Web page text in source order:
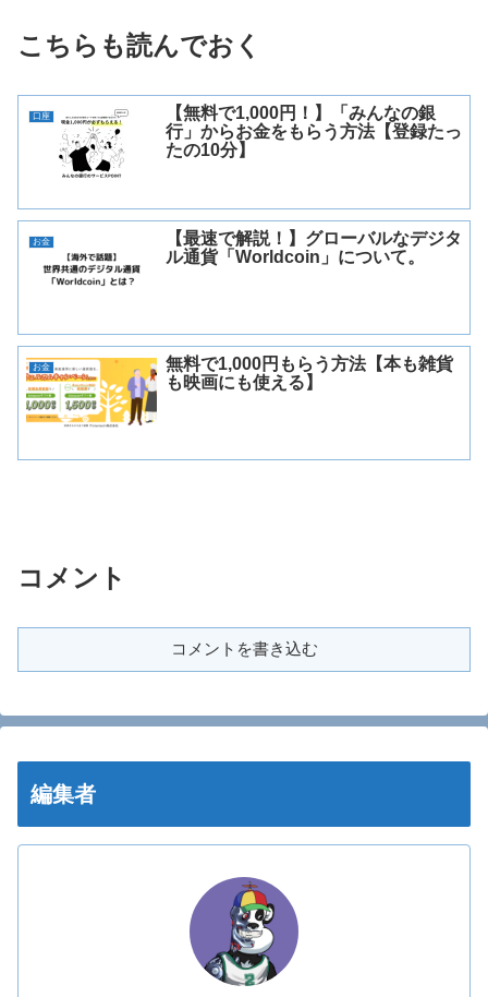
こちらも読んでおく
口座
【無料で1,000円！】「みんなの銀
行」からお金をもらう方法【登録たっ
たの10分】
お金
【最速で解説！】グローバルなデジタ
ル通貨「Worldcoin」について。
お金
無料で1,000円もらう方法【本も雑貨
も映画にも使える】
コメント
コメントを書き込む
編集者